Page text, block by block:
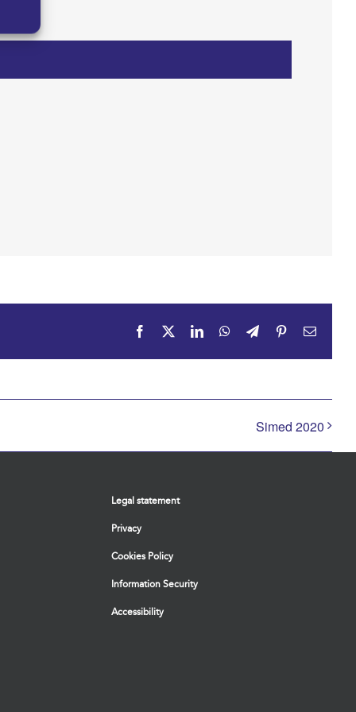
Facebook LinkedInWhatsApp
TelegramPinterestEmail
Simed 2020
Legal statement
Privacy
Cookies Policy
Information Security
Accessibility